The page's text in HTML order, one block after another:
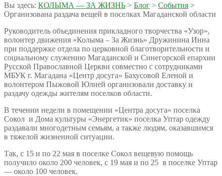
Вы здесь: КОЛЫМА — ЗА ЖИЗНЬ > Блог > События >
Организована раздача вещей в поселках Магаданской области
Руководитель объединения прикладного творчества «Узор»,
волонтер движения «Колыма – За Жизнь» Дружинина Инна
при поддержке отдела по церковной благотворительности и
социальному служению Магаданской и Синегорской епархии
Русской Православной Церкви совместно с сотрудниками
МБУК г. Магадана «Центр досуга» Бахусовой Еленой и
волонтером Пыжовой Юлией организовали доставку и
раздачу одежды жителям поселков области.
В течении недели в помещении «Центра досуга» поселка
Сокол и Дома культуры «Энергетик» поселка Уптар одежду
раздавали многодетным семьям, а также людям, оказавшимся
в тяжелой жизненной ситуации.
Так, с 15 и по 22 мая в поселке Сокол вещевую помощь
получило около 200 человек, с 19 мая и по 25 в поселке Уптар
— около 100 человек.